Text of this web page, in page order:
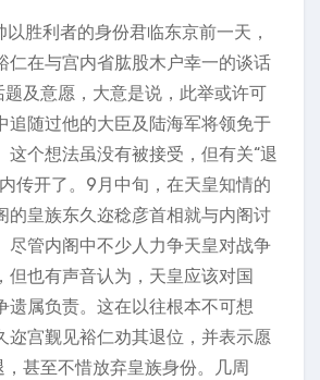
胜利者的身份君临东京前一天，
仁在与宫内省肱股木户幸一的谈话
题及意愿，大意是说，此举或许可
追随过他的大臣及陆海军将领免于
这个想法虽没有被接受，但有关“退
传开了。9月中旬，在天皇知情的
的皇族东久迩稔彦首相就与内阁讨
尽管内阁中不少人力争天皇对战争
但也有声音认为，天皇应该对国
遗属负责。这在以往根本不可想
迩宫觐见裕仁劝其退位，并表示愿
，甚至不惜放弃皇族身份。几周